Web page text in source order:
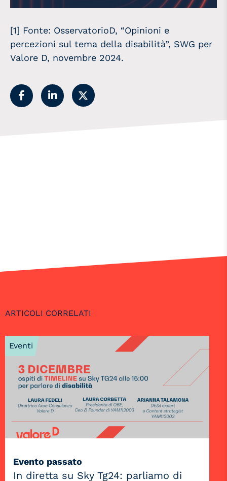
[1] Fonte: OsservatorioD, “Opinioni e
percezioni sul tema della disabilità”, SWG per
Valore D, novembre 2024.
ARTICOLI CORRELATI
Eventi
Evento passato
In diretta su Sky Tg24: parliamo di